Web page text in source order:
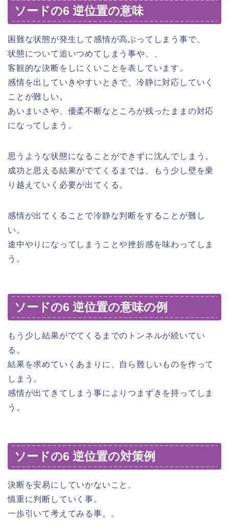
ソードの6 逆位置の意味
困難な状態が発生して感情が高ぶってしまう事で、
状態について追いつめてしまう事や、、
客観的な決断をしにくいことを表しています。
感情を出していきやすいときで、冷静に対応していく
ことが難しい。
あいまいさや、優柔不断なところが残ったままの対応
になってしまう。
思うような状態になることができずに沈んでしまう。
成功と思える結果がでてくるまでは、もう少し壁を乗
り越えていく必要が出てくる。
感情が出てくることで冷静な判断をすることが難し
い。
途中やりになってしまうことや挫折感を味わってしま
う。
ソードの6 逆位置の意味の例
もう少し結果がでてくるまでのトンネルが続いてい
る。
結果を求めていくあまりに、自ら難しいものを作って
しまう。
感情が出てきてしまう事によりつまずきを持ってしま
う。
ソードの6 逆位置の対策例
決断を安易にしていかないこと。
慎重に判断していく事。
一歩引いて考えてみる事。。